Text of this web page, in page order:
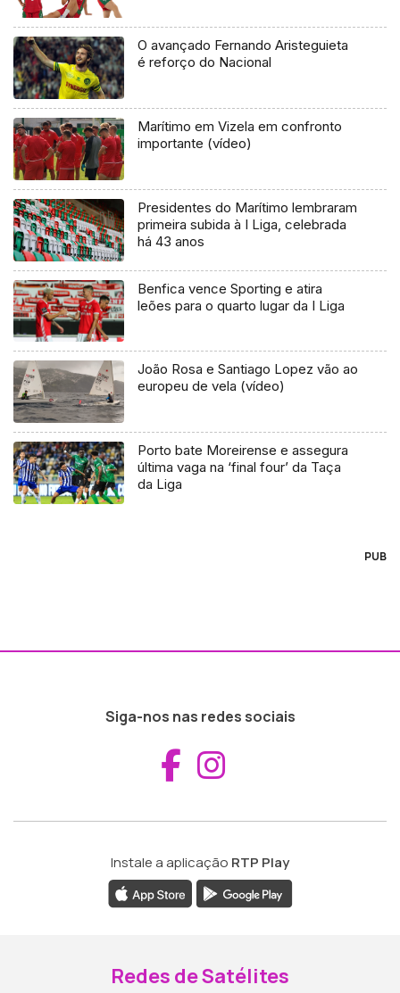
O avançado Fernando Aristeguieta
é reforço do Nacional
Marítimo em Vizela em confronto
importante (vídeo)
Presidentes do Marítimo lembraram
primeira subida à I Liga, celebrada
há 43 anos
Benfica vence Sporting e atira
leões para o quarto lugar da I Liga
João Rosa e Santiago Lopez vão ao
europeu de vela (vídeo)
Porto bate Moreirense e assegura
última vaga na ‘final four’ da Taça
da Liga
PUB
Siga-nos nas redes sociais
Aceder ao
Instale a aplicação RTP Play
Redes de Satélites